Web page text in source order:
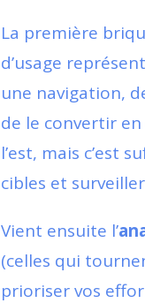
La première
d’usage
une navigation,
de le convertir
l’est, mais c’est
cibles et
Vient ensuite l’
(celles qui
prioriser vos